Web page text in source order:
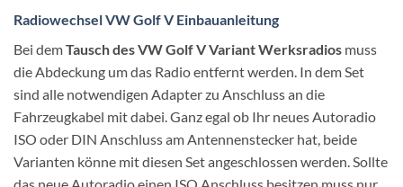
Radiowechsel VW Golf V Einbauanleitung
Bei demTausch des VW Golf V Variant Werksradios muss
die Abdeckung um das Radio entfernt werden. In dem Set
sind alle notwendigen Adapter zu Anschluss an die
Fahrzeugkabel mit dabei. Ganz egal ob Ihr neues Autoradio
ISO oder DIN Anschluss am Antennenstecker hat, beide
Varianten könne mit diesen Set angeschlossen werden. Sollte